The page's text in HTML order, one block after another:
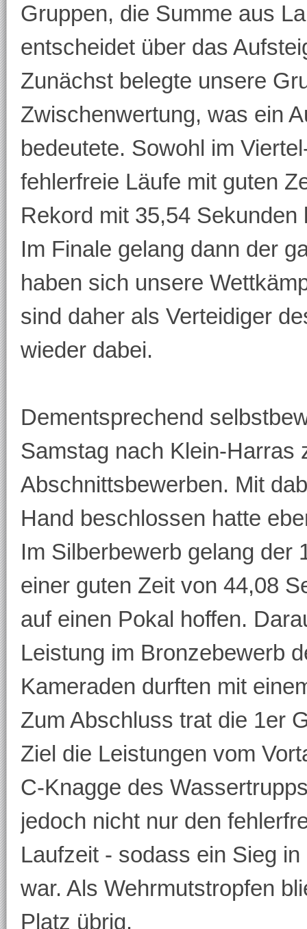
Gruppen, die Summe aus
entscheidet über das
Zunächst belegte unsere
Zwischenwertung, was ein
bedeutete. Sowohl im
fehlerfreie Läufe mit guten
Rekord mit 35,54
Im Finale gelang dann der
haben sich unsere
sind daher als Verteidiger
wieder dabei.
Dementsprechend
Samstag nach Klein-Harras
Abschnittsbewerben. Mit
Hand beschlossen hatte
Im Silberbewerb gelang der
einer guten Zeit von 44,08
auf einen Pokal hoffen.
Leistung im Bronzebewerb
Kameraden durften mit
Zum Abschluss trat die 1er
Ziel die Leistungen vom
C-Knagge des
jedoch nicht nur den
Laufzeit - sodass ein Sieg
war. Als Wehrmutstropfen
Platz übrig.